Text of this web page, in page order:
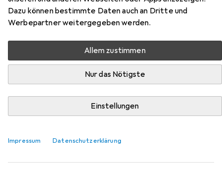
Dazu können bestimmte Daten auch an Dritte und
Werbepartner weitergegeben werden.
Allem zustimmen
Nur das Nötigste
Einstellungen
Impressum Datenschutzerklärung
Sportschuhe aus der Kategorie Schuhlöffel.
Relevanz
EUR
9,73 bei 2 Stück
169